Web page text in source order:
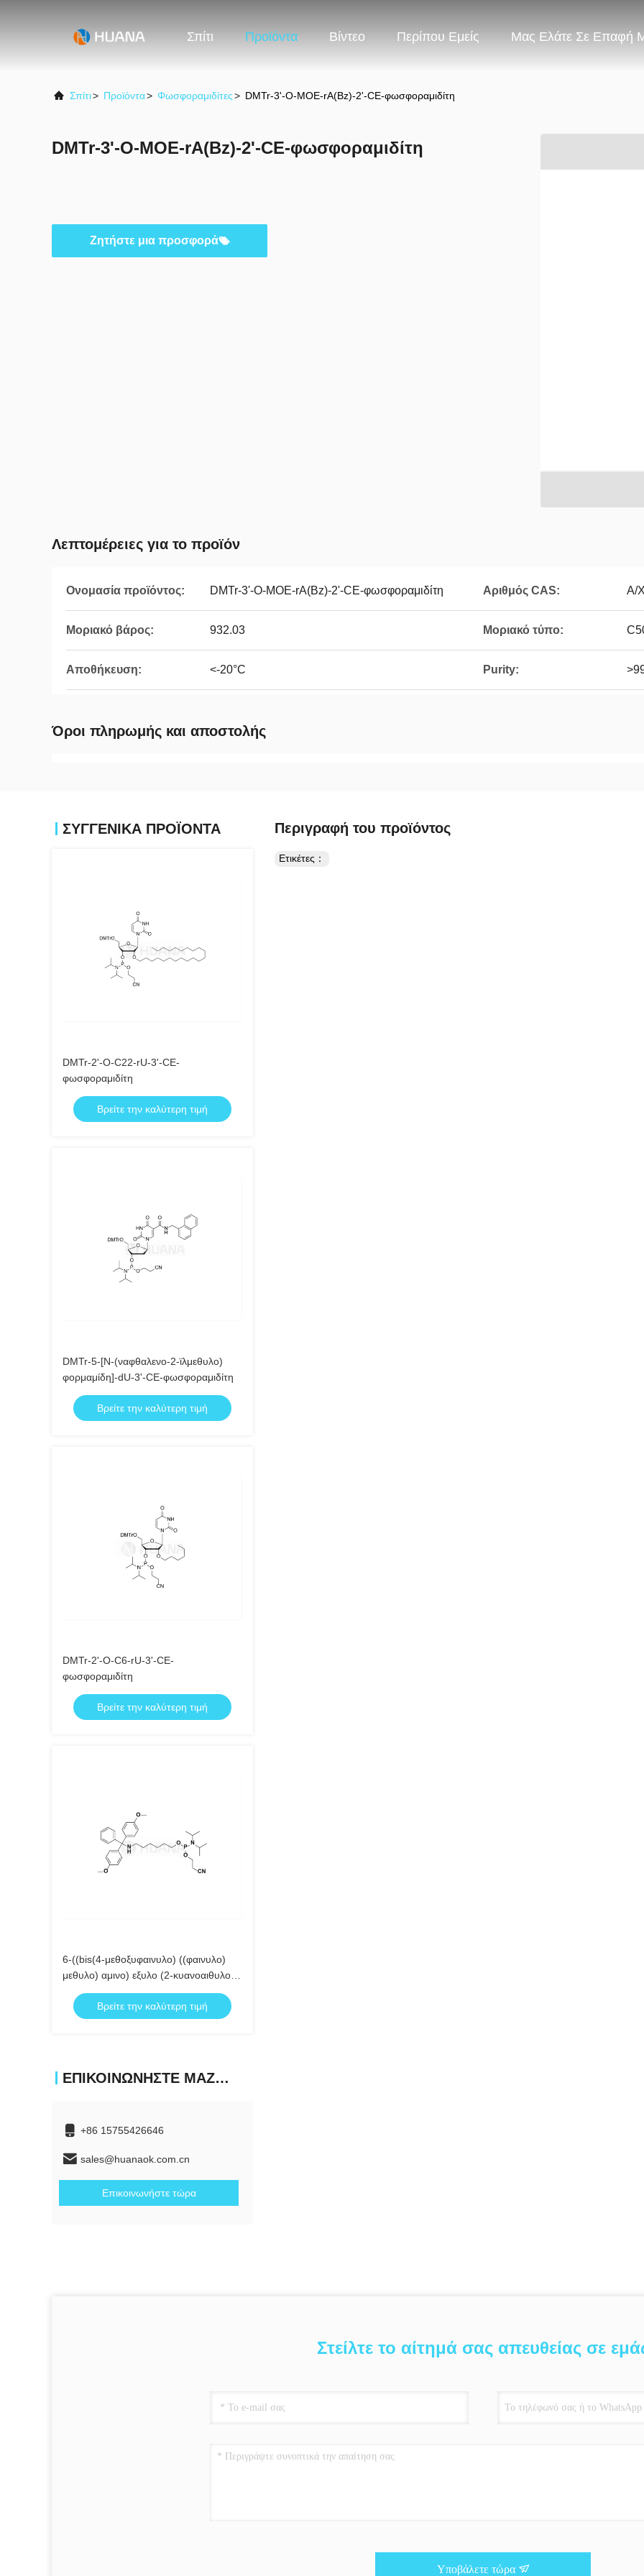
Σπίτι Προϊόντα Βίντεο Περίπου Εμείς Μας Ελάτε Σε Επαφή
Σπίτι> Προϊόντα> Φωσφοραμιδίτες> DMTr-3'-O-MOE-rA(Bz)-2'-CE-φωσφοραμιδίτη
DMTr-3'-O-MOE-rA(Bz)-2'-CE-φωσφοραμιδίτη
Ζητήστε μια προσφορά
Λεπτομέρειες για το προϊόν
Ονομασία προϊόντος: DMTr-3'-O-MOE-rA(Bz)-2'-CE-φωσφοραμιδίτη Αριθμός CAS: Α/
Μοριακό βάρος: 932.03 Μοριακό τύπο:
Αποθήκευση: <-20°C Purity:
Όροι πληρωμής και αποστολής
ΣΥΓΓΕΝΙΚΆ ΠΡΟΪΌΝΤΑ
DMTr-2'-O-C22-rU-3'-CE-
φωσφοραμιδίτη
Βρείτε την καλύτερη τιμή
DMTr-5-[N-(ναφθαλενο-2-ϊλμεθυλο)
φορμαμίδη]-dU-3'-CE-φωσφοραμιδίτη
Βρείτε την καλύτερη τιμή
DMTr-2'-O-C6-rU-3'-CE-
φωσφοραμιδίτη
Βρείτε την καλύτερη τιμή
6-((bis(4-μεθοξυφαινυλο) ((φαινυλο)
μεθυλο) αμινο) εξυλο (2-κυανοαιθυλο)
διϊσοπροπυλοφωσφοραμιδίτη
Βρείτε την καλύτερη τιμή
ΕΠΙΚΟΙΝΩΝΉΣΤΕ ΜΑΖΊ ΜΑΣ
+86 15755426646
sales@huanaok.com.cn
Επικοινωνήστε τώρα
Περιγραφή του προϊόντος
Ετικέτες：
Στείλτε το αίτημά σας απευθείας σε
Υποβάλετε τώρα